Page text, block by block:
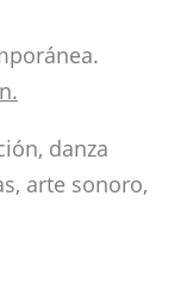
danza
arte sonoro,